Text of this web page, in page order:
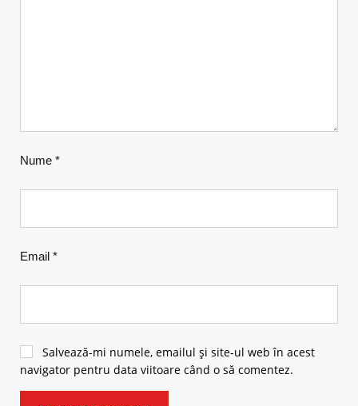
Nume *
Email *
Salvează-mi numele, emailul și site-ul web în acest
navigator pentru data viitoare când o să comentez.